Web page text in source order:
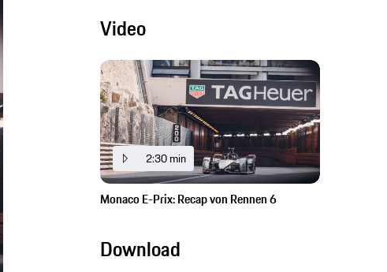
Video
2:30 min
Monaco E-Prix: Recap von Rennen 6
Download